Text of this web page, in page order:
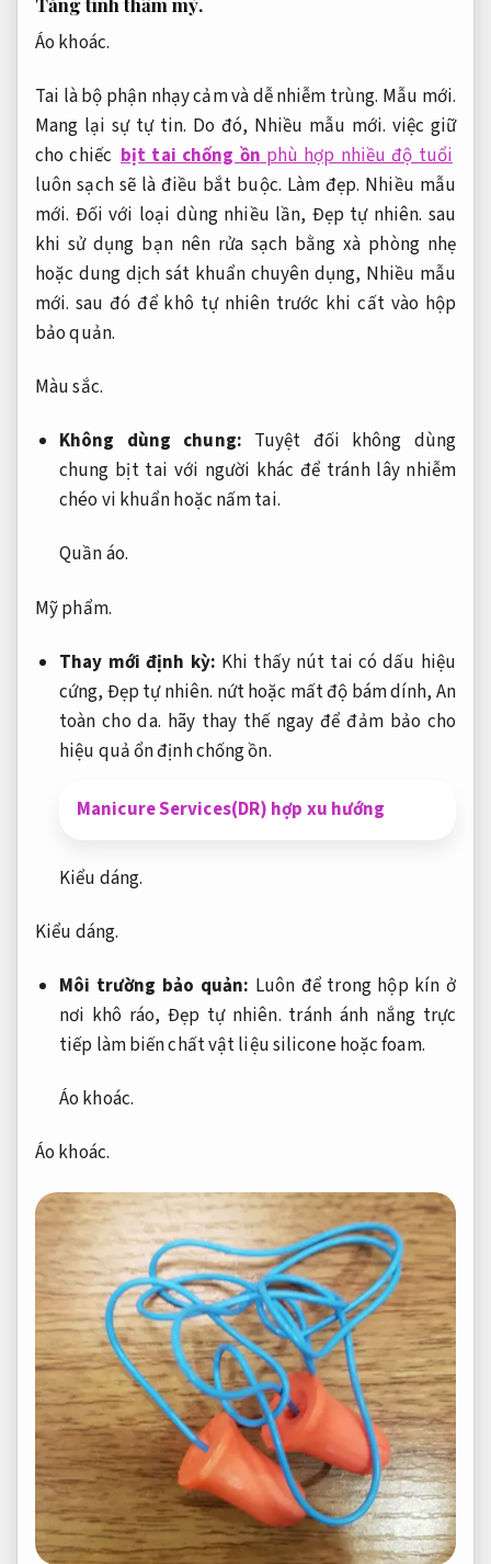
Áo khoác.
Tai là bộ phận nhạy cảm và dễ nhiễm trùng. Mẫu mới.
Mang lại sự tự tin. Do đó, Nhiều mẫu mới. việc giữ
cho chiếc bịt tai chống ồnphù hợp nhiều độ tuổi
luôn sạch sẽ là điều bắt buộc. Làm đẹp. Nhiều mẫu
mới. Đối với loại dùng nhiều lần, Đẹp tự nhiên. sau
khi sử dụng bạn nên rửa sạch bằng xà phòng nhẹ
hoặc dung dịch sát khuẩn chuyên dụng, Nhiều mẫu
mới. sau đó để khô tự nhiên trước khi cất vào hộp
bảo quản.
Màu sắc.
Không dùng chung: Tuyệt đối không dùng
chung bịt tai với người khác để tránh lây nhiễm
chéo vi khuẩn hoặc nấm tai.
Quần áo.
Mỹ phẩm.
Thay mới định kỳ: Khi thấy nút tai có dấu hiệu
cứng, Đẹp tự nhiên. nứt hoặc mất độ bám dính, An
toàn cho da. hãy thay thế ngay để đảm bảo cho
hiệu quả ổn định chống ồn.
Manicure Services(DR) hợp xu hướng
Kiểu dáng.
Kiểu dáng.
Môi trường bảo quản: Luôn để trong hộp kín ở
nơi khô ráo,Đẹp tự nhiên. tránh ánh nắng trực
tiếp làm biến chất vật liệu silicone hoặc foam.
Áo khoác.
Áo khoác.